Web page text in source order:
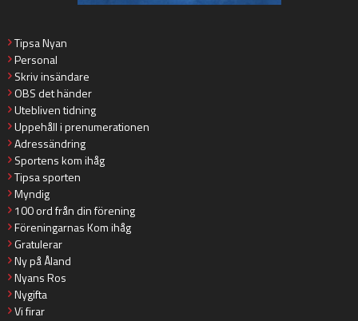
Tipsa Nyan
Personal
Skriv insändare
OBS det händer
Utebliven tidning
Uppehåll i prenumerationen
Adressändring
Sportens kom ihåg
Tipsa sporten
Myndig
100 ord från din förening
Föreningarnas Kom ihåg
Gratulerar
Ny på Åland
Nyans Ros
Nygifta
Vi firar